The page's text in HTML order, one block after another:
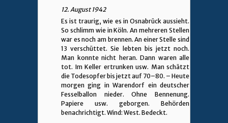
12. August 1942
Es ist traurig, wie es in Osnabrück aussieht.
So schlimm wie in Köln. An mehreren Stellen
war es noch am brennen. An einer Stelle sind
13 verschüttet. Sie lebten bis jetzt noch.
Man konnte nicht heran. Dann waren alle
tot. Im Keller ertrunken usw. Man schätzt
die Todesopfer bis jetzt auf 70–80. – Heute
morgen ging in Warendorf ein deutscher
Fesselballon nieder. Ohne Bennenung.
Papiere usw. geborgen. Behörden
benachrichtigt. Wind: West. Bedeckt.